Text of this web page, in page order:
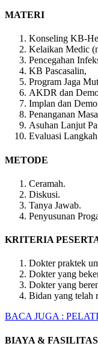
MATERI
Konseling KB-
Kelaikan Medic
Pencegahan
KB Pascasalin,
Program Jaga
AKDR dan
Implan dan
Penanganan
Asuhan Lanjut
Evaluasi
METODE
Ceramah.
Diskusi.
Tanya Jawab.
Penyusunan
KRITERIA
Dokter praktek
Dokter yang
Dokter yang
Bidan yang telah
BACA JUGA :
BIAYA & FASILITAS